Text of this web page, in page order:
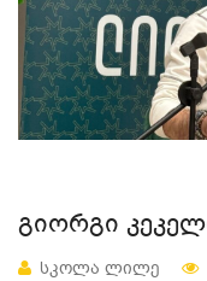
ᲒᲘᲝᲠᲒᲘ
ᲡᲙᲝᲚᲐ ᲚᲘᲚᲔ